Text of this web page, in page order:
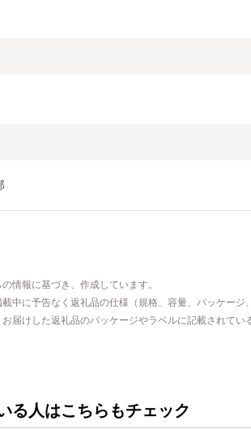
情報に基づき、作成しています。
中に予告なく返礼品の仕様（規格、容量、パッケージ
届けした返礼品のパッケージやラベルに記載されてい
る人はこちらもチェック